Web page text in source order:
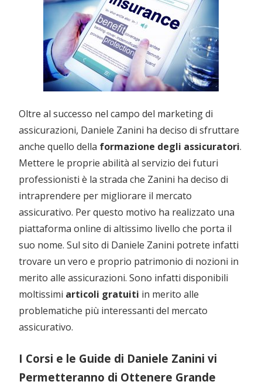
Oltre al successo nel campo del marketing di
assicurazioni, Daniele Zanini ha deciso di sfruttare
anche quello della formazione degli assicuratori.
Mettere le proprie abilità al servizio dei futuri
professionisti è la strada che Zanini ha deciso di
intraprendere per migliorare il mercato
assicurativo. Per questo motivo ha realizzato una
piattaforma online di altissimo livello che porta il
suo nome. Sul sito di Daniele Zanini potrete infatti
trovare un vero e proprio patrimonio di nozioni in
merito alle assicurazioni. Sono infatti disponibili
moltissimi articoli gratuiti in merito alle
problematiche più interessanti del mercato
assicurativo.
I Corsi e le Guide di Daniele Zanini vi
Permetteranno di Ottenere Grande